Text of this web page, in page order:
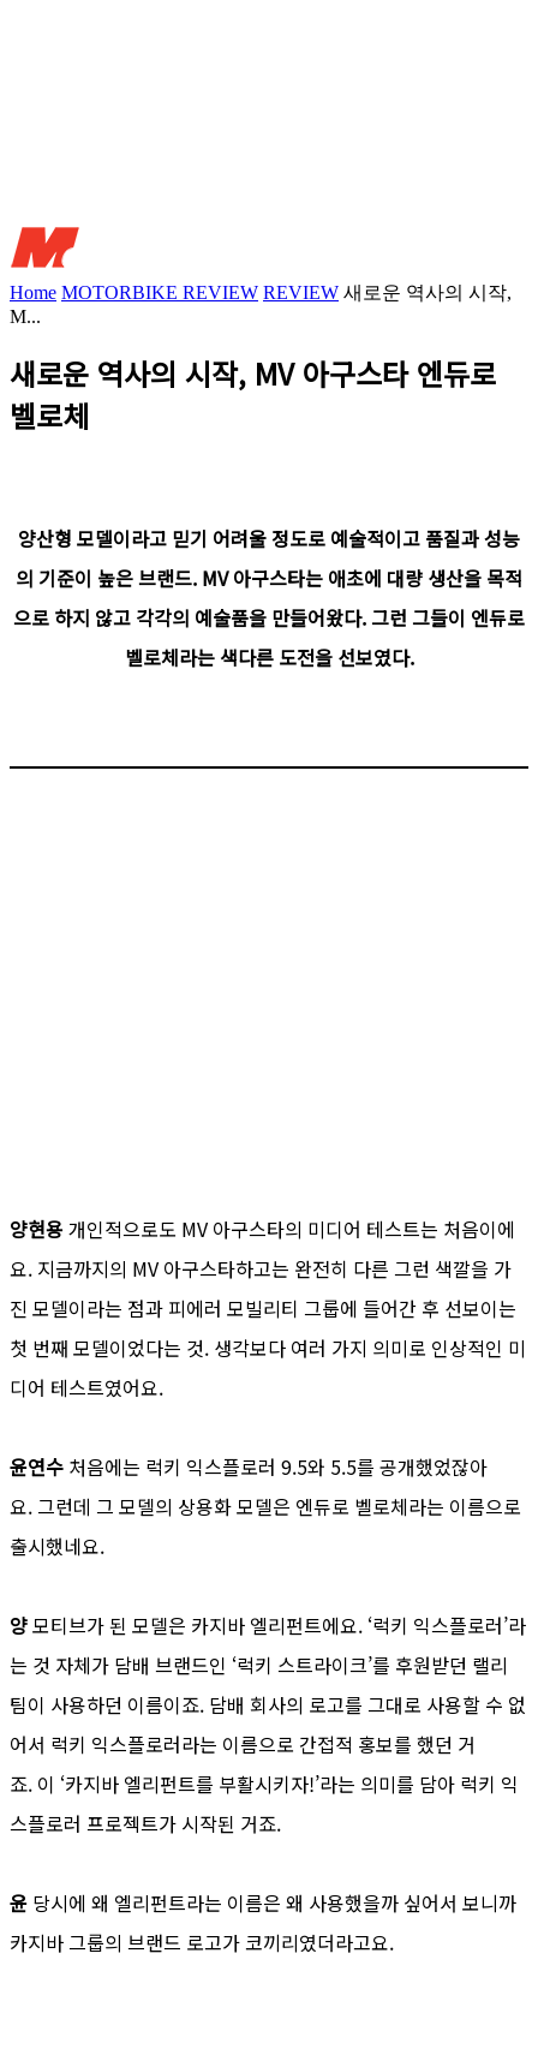
Home MOTORBIKE REVIEW REVIEW 새로운 역사의 시작,
M...
새로운 역사의 시작, MV 아구스타 엔듀로
벨로체
양산형 모델이라고 믿기 어려울 정도로 예술적이고 품질과 성능
의 기준이 높은 브랜드. MV 아구스타는 애초에 대량 생산을 목적
으로 하지 않고 각각의 예술품을 만들어왔다. 그런 그들이 엔듀로
벨로체라는 색다른 도전을 선보였다.
양현용 개인적으로도 MV 아구스타의 미디어 테스트는 처음이에
요. 지금까지의 MV 아구스타하고는 완전히 다른 그런 색깔을 가
진 모델이라는 점과 피에러 모빌리티 그룹에 들어간 후 선보이는
첫 번째 모델이었다는 것. 생각보다 여러 가지 의미로 인상적인 미
디어 테스트였어요.
윤연수 처음에는 럭키 익스플로러 9.5와 5.5를 공개했었잖아
요. 그런데 그 모델의 상용화 모델은 엔듀로 벨로체라는 이름으로
출시했네요.
양모티브가 된 모델은 카지바 엘리펀트에요. ‘럭키 익스플로러’라
는 것 자체가 담배 브랜드인 ‘럭키 스트라이크’를 후원받던 랠리
팀이 사용하던 이름이죠. 담배 회사의 로고를 그대로 사용할 수 없
어서 럭키 익스플로러라는 이름으로 간접적 홍보를 했던 거
죠. 이 ‘카지바 엘리펀트를 부활시키자!’라는 의미를 담아 럭키 익
스플로러 프로젝트가 시작된 거죠.
윤 당시에 왜 엘리펀트라는 이름은 왜 사용했을까 싶어서 보니까
카지바 그룹의 브랜드 로고가 코끼리였더라고요.